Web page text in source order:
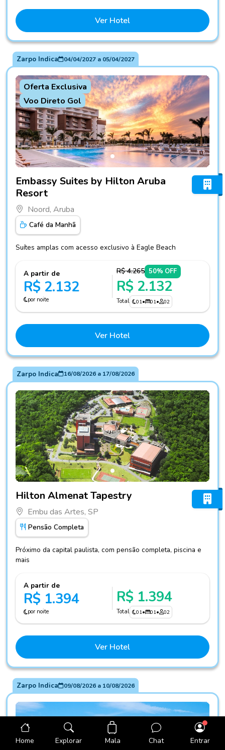
Ver Hotel
Zarpo Indica 04/04/2027a 05/04/2027
Oferta Exclusiva
Voo Direto Gol
Fotos do hotel Embassy Suites by Hilton Aruba Resort
Embassy Suites by Hilton Aruba
Resort
Noord, Aruba
Café da Manhã
Suítes amplas com acesso exclusivo à Eagle Beach
A partir de
R$ 2.132
por noite
R$ 4.265 50% OFF
R$ 2.132
Total 01• 01• 02
Ver Hotel
Zarpo Indica 16/08/2026a 17/08/2026
Hilton Almenat Tapestry
Embu das Artes, SP
Pensão Completa
Próximo da capital paulista, com pensão completa, piscina e
mais
A partir de
R$ 1.394
por noite
R$ 1.394
Total 01• 01• 02
Ver Hotel
Zarpo Indica 09/08/2026a 10/08/2026
Home Explorar Mala Chat Entrar